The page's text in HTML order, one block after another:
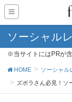
ソーシャル
※当サイトにはPRが含
HOME
ソーシャル
ズボラさん必見！ソ